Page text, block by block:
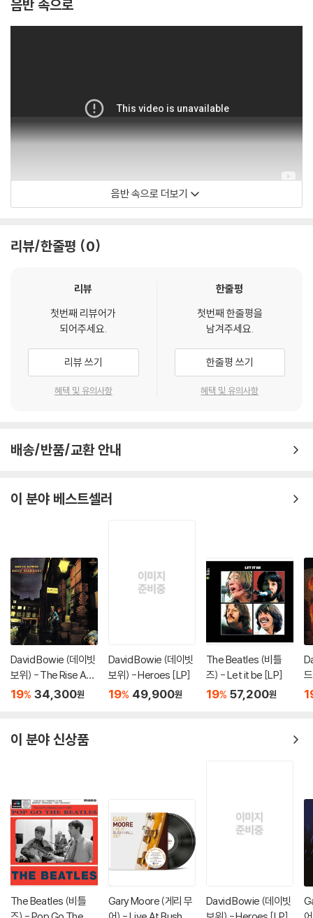
1) 불량으로 인한 반품/교환 요청 시에는 불량 확인을 위해 개봉 시의 동영
상을 요청할 수 있으며, 동영상이 없는 경우 반품/교환이 제한될 수 있습니
다.
2) LP는 잦은 배송 과정에서 재킷에 손상이 발생할 가능성이 높고 재판매
가 어려우므로 신중한 구매를 부탁드립니다.
음반 속으로
음반 속으로 더보기
리뷰/한줄평 0
리뷰
첫번째 리뷰어가
되어주세요.
리뷰 쓰기
혜택 및 유의사항
한줄평
첫번째 한줄평을
남겨주세요.
한줄평 쓰기
혜택 및 유의사항
배송/반품/교환 안내
이 분야 베스트셀러
David Bowie (데이빗
보위) - The Rise And
Fall Of Ziggy Stardu
st And The Spiders
From Mars [LP]
19% 34,300원 19% 49,900원
The Beatles (비틀
즈) - Let it be [LP]
19% 57,200원
e
이 분야 신상품
The Beatles (비틀
즈) - Pop Go The Be
atles June 1st 1963
[7인치 Vinyl]
19% 38,600원
Gary Moore (게리 무
어) - Live At Bush Ha
ll 2007 [2LP]
59,000원
David Bowie (데이빗
u
이 상품을 구입하신 분들이 산 분야 상품